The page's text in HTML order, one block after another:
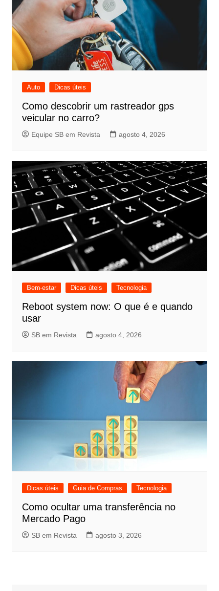
Auto Dicas úteis
Como descobrir um rastreador gps
veicular no carro?
Equipe SB em Revista agosto 4, 2026
Bem-estar Dicas úteis Tecnologia
Reboot system now: O que é e quando
usar
SB em Revista agosto 4, 2026
Dicas úteis Guia de Compras Tecnologia
Como ocultar uma transferência no
Mercado Pago
SB em Revista agosto 3, 2026